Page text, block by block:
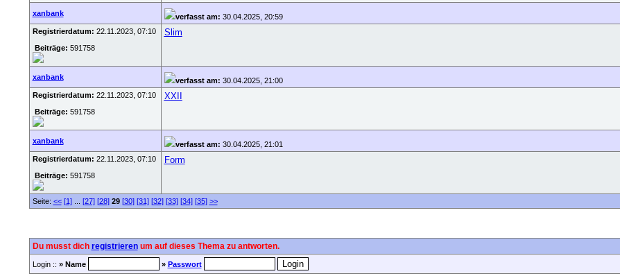
xanbank verfasst am: 30.04.2025, 20:59
Registrierdatum: 22.11.2023, 07:10
Beiträge: 591758
Slim
xanbank verfasst am: 30.04.2025, 21:00
Registrierdatum: 22.11.2023, 07:10
Beiträge: 591758
XXII
xanbank verfasst am: 30.04.2025, 21:01
Registrierdatum: 22.11.2023, 07:10
Beiträge: 591758
Form
Seite: << [1]... [27] [28] 29 [30] [31] [32] [33] [34] [35] >>
Du musst dich registrierenum auf dieses Thema zu antworten.
Login :: » Name » Passwort